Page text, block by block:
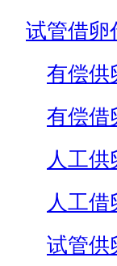
试管借卵
有偿供
有偿借
人工供
人工借
试管供